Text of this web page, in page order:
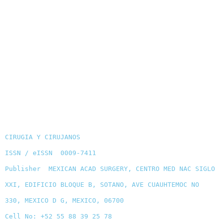
CIRUGIA Y CIRUJANOS
ISSN / eISSN 0009-7411
Publisher MEXICAN ACAD SURGERY, CENTRO MED NAC SIGLO
XXI, EDIFICIO BLOQUE B, SOTANO, AVE CUAUHTEMOC NO
330, MEXICO D G, MEXICO, 06700
Cell No: +52 55 88 39 25 78